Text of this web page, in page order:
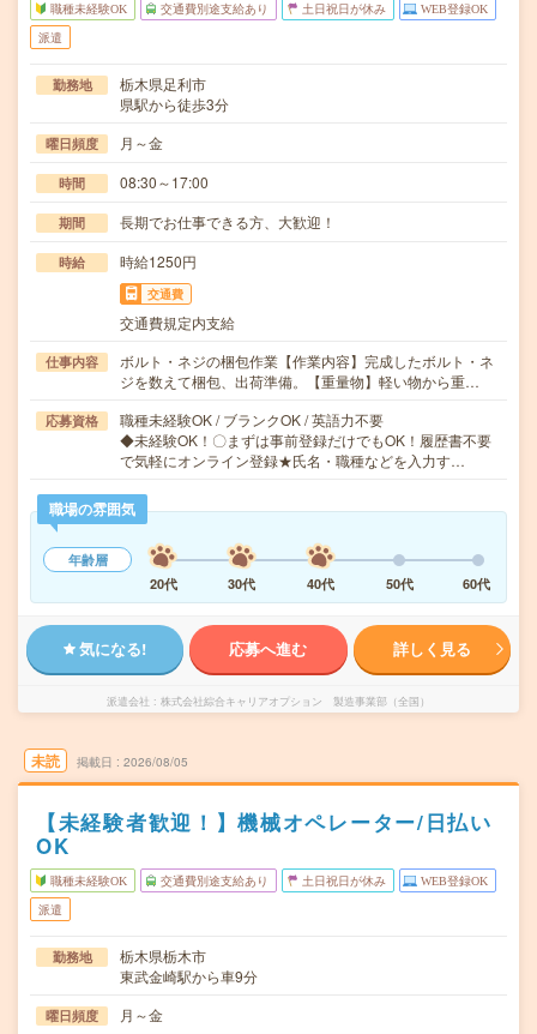
職種未経験OK 交通費別途支給あり 土日祝日が休み WEB登録OK
派遣
勤務地
栃木県足利市
県駅から徒歩3分
曜日頻度 月～金
時間 08:30～17:00
期間 長期でお仕事できる方、大歓迎！
時給 時給1250円
交通費
交通費規定内支給
仕事内容
ボルト・ネジの梱包作業【作業内容】完成したボルト・ネ
ジを数えて梱包、出荷準備。【重量物】軽い物から重…
応募資格
職種未経験OK / ブランクOK / 英語力不要
◆未経験OK！〇まずは事前登録だけでもOK！履歴書不要
で気軽にオンライン登録★氏名・職種などを入力す…
職場の雰囲気
年齢層
20代
30代 40代 50代 60代
気になる! 応募へ進む 詳しく見る
派遣会社 株式会社綜合キャリアオプション 製造事業部（全国）
未読 掲載日 2026/08/05
【未経験者歓迎！】機械オペレーター/日払い
OK
職種未経験OK 交通費別途支給あり 土日祝日が休み WEB登録OK
派遣
勤務地
栃木県栃木市
東武金崎駅から車9分
曜日頻度 月～金